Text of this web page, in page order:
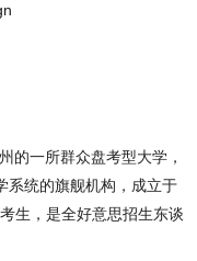
的一所群众盘考型大学，
系统的旗舰机构，成立于
生，是全好意思招生东谈